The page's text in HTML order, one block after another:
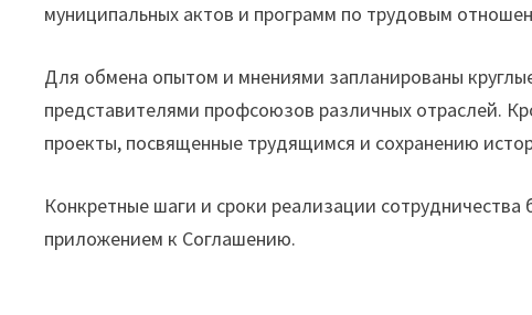
муниципальных актов и программ по трудовым
Для обмена опытом и мнениями запланированы
представителями профсоюзов различных отраслей.
проекты, посвященные трудящимся и сохранению
Конкретные шаги и сроки реализации
приложением к Соглашению.